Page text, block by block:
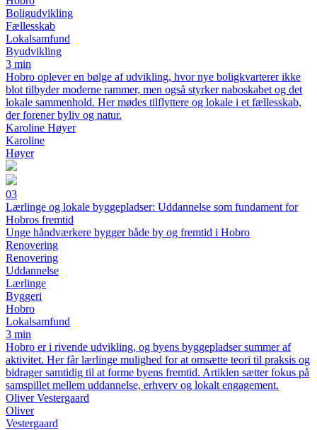
Boligudvikling
Fællesskab
Lokalsamfund
Byudvikling
3 min
Hobro oplever en bølge af udvikling, hvor nye boligkvarterer ikke
blot tilbyder moderne rammer, men også styrker naboskabet og det
lokale sammenhold. Her mødes tilflyttere og lokale i et fællesskab,
der forener byliv og natur.
Karoline Høyer
Karoline
Høyer
03
Lærlinge og lokale byggepladser: Uddannelse som fundament for
Hobros fremtid
Unge håndværkere bygger både by og fremtid i Hobro
Renovering
Renovering
Uddannelse
Lærlinge
Byggeri
Hobro
Lokalsamfund
3 min
Hobro er i rivende udvikling, og byens byggepladser summer af
aktivitet. Her får lærlinge mulighed for at omsætte teori til praksis og
bidrager samtidig til at forme byens fremtid. Artiklen sætter fokus på
samspillet mellem uddannelse, erhverv og lokalt engagement.
Oliver Vestergaard
Oliver
Vestergaard